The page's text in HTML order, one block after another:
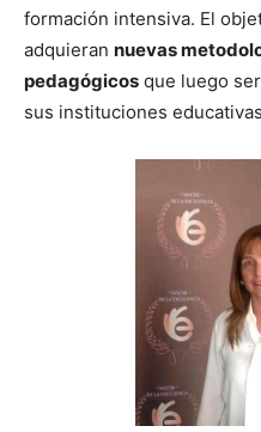
formación intensiva. El
adquieran nuevas
pedagógicos que luego
sus instituciones